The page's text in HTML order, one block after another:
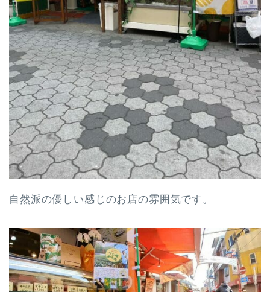
自然派の優しい感じのお店の雰囲気です。